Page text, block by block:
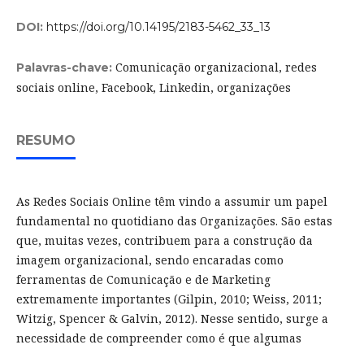
DOI: https://doi.org/10.14195/2183-5462_33_13
Palavras-chave: Comunicação organizacional, redes
sociais online, Facebook, Linkedin, organizações
RESUMO
As Redes Sociais Online têm vindo a assumir um papel
fundamental no quotidiano das Organizações. São estas
que, muitas vezes, contribuem para a construção da
imagem organizacional, sendo encaradas como
ferramentas de Comunicação e de Marketing
extremamente importantes (Gilpin, 2010; Weiss, 2011;
Witzig, Spencer & Galvin, 2012). Nesse sentido, surge a
necessidade de compreender como é que algumas